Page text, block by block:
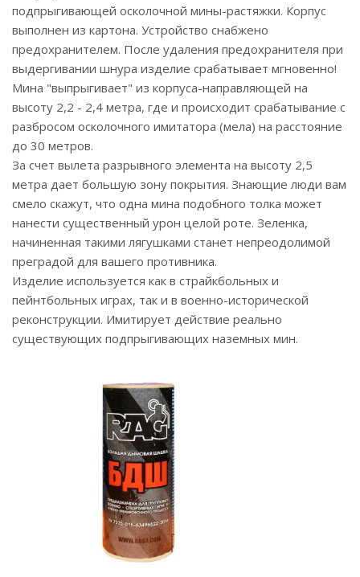
подпрыгивающей осколочной мины-растяжки. Корпус
выполнен из картона. Устройство снабжено
предохранителем. После удаления предохранителя при
выдергивании шнура изделие срабатывает мгновенно!
Мина "выпрыгивает" из корпуса-направляющей на
высоту 2,2 - 2,4 метра, где и происходит срабатывание с
разбросом осколочного имитатора (мела) на расстояние
до 30 метров.
За счет вылета разрывного элемента на высоту 2,5
метра дает большую зону покрытия. Знающие люди вам
смело скажут, что одна мина подобного толка может
нанести существенный урон целой роте. Зеленка,
начиненная такими лягушками станет непреодолимой
преградой для вашего противника.
Изделие используется как в страйкбольных и
пейнтбольных играх, так и в военно-исторической
реконструкции. Имитирует действие реально
существующих подпрыгивающих наземных мин.